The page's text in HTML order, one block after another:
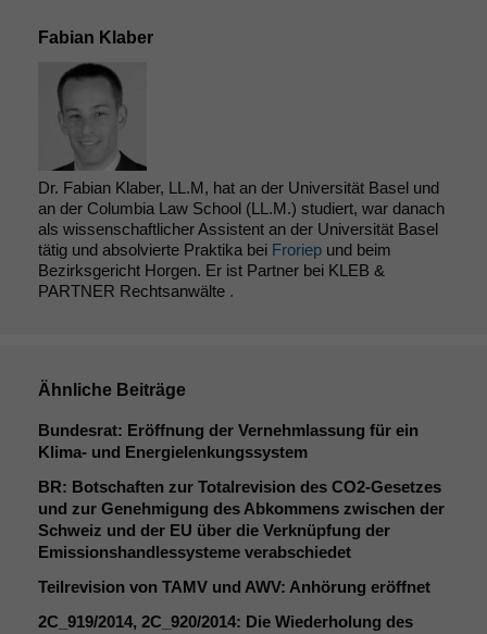
Fabian Klaber
Dr. Fabian Klaber, LL.M, hat an der Universität Basel und
an der Columbia Law School (LL.M.) studiert, war danach
als wissenschaftlicher Assistent an der Universität Basel
tätig und absolvierte Praktika bei Froriep und beim
Bezirksgericht Horgen. Er ist Partner bei KLEB &
PARTNER Rechtsanwälte .
Ähnliche Beiträge
Bundesrat: Eröffnung der Vernehmlassung für ein
Klima- und Energielenkungssystem
BR: Botschaften zur Totalrevision des CO2-Gesetzes
und zur Genehmigung des Abkommens zwischen der
Schweiz und der EU über die Verknüpfung der
Emissionshandlessysteme verabschiedet
Teilrevision von TAMV und AWV: Anhörung eröffnet
2C_919/2014, 2C_920/2014: Die Wiederholung des